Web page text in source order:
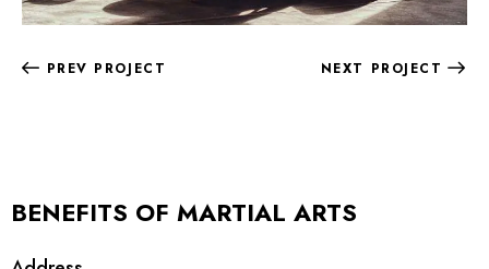
PREV PROJECT NEXT PROJECT
BENEFITS OF MARTIAL ARTS